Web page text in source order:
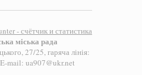
міська рада
27/25, гаряча лінія:
mail: ua907@ukr.net